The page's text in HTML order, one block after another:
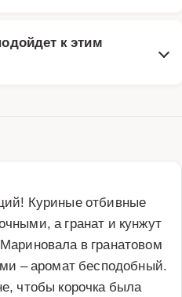
к этим
Куриные отбивные
а гранат и кунжут
в гранатовом
– аромат бесподобный.
чтобы корочка была